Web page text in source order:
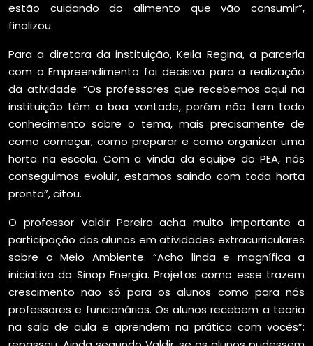
estão cuidando do alimento que vão consumir”,
finalizou.
Para a diretora da instituição, Keila Regina, a parceria
com o Empreendimento foi decisiva para a realização
da atividade. “Os professores que recebemos aqui na
instituição têm a boa vontade, porém não tem todo
conhecimento sobre o tema, mais precisamente de
como começar, como preparar e como organizar uma
horta na escola. Com a vinda da equipe do PEA, nós
conseguimos evoluir, estamos saindo com toda horta
pronta”, citou.
O professor Valdir Pereira acha muito importante a
participação dos alunos em atividades extracurriculares
sobre o Meio Ambiente. “Acho linda e magnífica a
iniciativa da Sinop Energia. Projetos como esse trazem
crescimento não só para os alunos como para nós
professores e funcionários. Os alunos recebem a teoria
na sala de aula e aprendem na prática com vocês”;